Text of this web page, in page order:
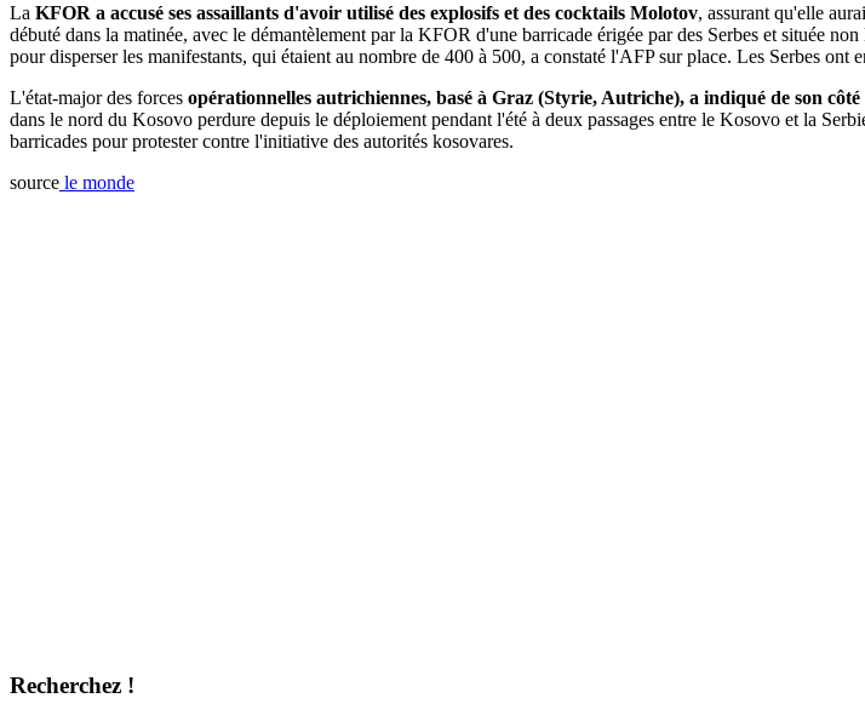
La KFOR a accusé ses assaillants d'avoir utilisé des explosifs et des cocktails Molotov, assurant qu'elle
débuté dans la matinée, avec le démantèlement par la KFOR d'une barricade érigée par des Serbes et située
pour disperser les manifestants, qui étaient au nombre de 400 à 500, a constaté l'AFP sur place. Les Serbes
L'état-major des forces opérationnelles autrichiennes, basé à Graz (Styrie, Autriche), a indiqué de son
dans le nord du Kosovo perdure depuis le déploiement pendant l'été à deux passages entre le Kosovo et la
barricades pour protester contre l'initiative des autorités kosovares.
source le monde
Recherchez !